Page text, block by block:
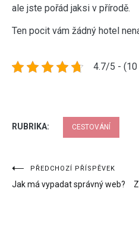
ale jste pořád jaksi v přírodě.
Ten pocit vám žádný hotel
4.7/5 -
RUBRIKA: CESTOVÁNÍ
Navigace
pro
PŘEDCHOZÍ PŘÍSPĚVEK
Jak má vypadat správný web?